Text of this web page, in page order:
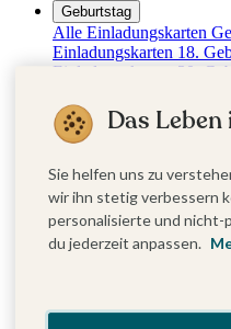
Geburtstag
Alle Einladungskarten
Einladungskarten 18.
Einladungskarten 30.
Einladungskarten 50.
Einladungskarten 60.
Einladungskarten 80.
Einladungskarten 90.
Für jedes Alter
Doppelgeburtstag
Alle Geburtstagsextras
Menükarten Geburtstag
Das
Sie helfen uns zu
wir ihn stetig verbessern
personalisierte und nicht-
du jederzeit anpassen.